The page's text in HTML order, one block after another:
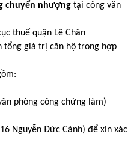
chuyển nhượngtại công văn
thuế quận Lê Chân
giá trị căn hộ trong hợp
phòng công chứng làm)
Nguyễn Đức Cảnh) để xin xác